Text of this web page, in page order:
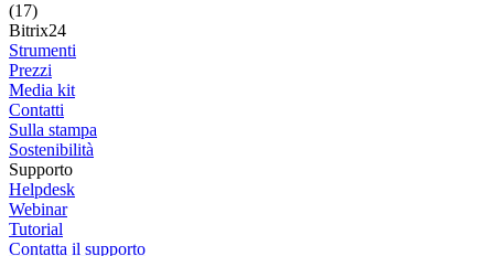
(17)
Bitrix24
Strumenti
Prezzi
Media kit
Contatti
Sulla stampa
Sostenibilità
Supporto
Helpdesk
Webinar
Tutorial
Contatta il supporto